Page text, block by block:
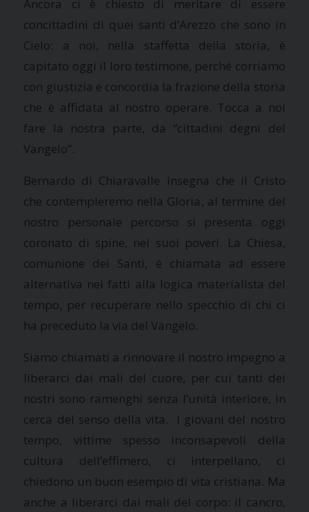
Ancora ci è chiesto di meritare di essere
concittadini di quei santi d’Arezzo che sono in
Cielo: a noi, nella staffetta della storia, è
capitato oggi il loro testimone, perché corriamo
con giustizia e concordia la frazione della storia
che è affidata al nostro operare. Tocca a noi
fare la nostra parte, da “cittadini degni del
Vangelo”.
Bernardo di Chiaravalle insegna che il Cristo
che contempleremo nella Gloria, al termine del
nostro personale percorso si presenta oggi
coronato di spine, nei suoi poveri. La Chiesa,
comunione dei Santi, è chiamata ad essere
alternativa nei fatti alla logica materialista del
tempo, per recuperare nello specchio di chi ci
ha preceduto la via del Vangelo.
Siamo chiamati a rinnovare il nostro impegno a
liberarci dai mali del cuore, per cui tanti dei
nostri sono ramenghi senza l’unità interiore, in
cerca del senso della vita. I giovani del nostro
tempo, vittime spesso inconsapevoli della
cultura dell’effimero, ci interpellano, ci
chiedono un buon esempio di vita cristiana. Ma
anche a liberarci dai mali del corpo: il cancro,